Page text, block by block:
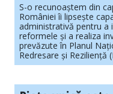
S-o recunoaștem din
României îi lipsește
administrativă pentru a
reformele și a realiza
prevăzute în Planul
Redresare și Reziliență